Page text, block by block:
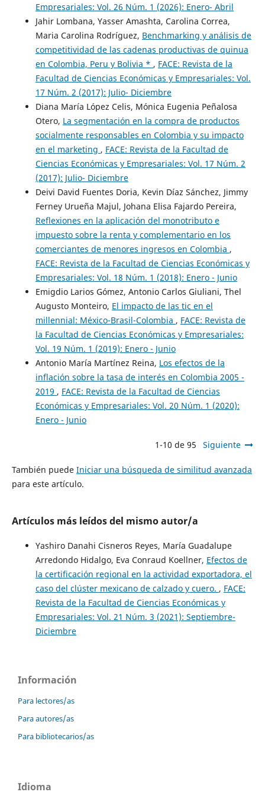
Empresariales: Vol. 26 Núm. 1 (2026): Enero- Abril
Jahir Lombana, Yasser Amashta, Carolina Correa,
Maria Carolina Rodríguez, Benchmarking y análisis de
competitividad de las cadenas productivas de quinua
en Colombia, Peru y Bolivia * , FACE: Revista de la
Facultad de Ciencias Económicas y Empresariales: Vol.
17 Núm. 2 (2017): Julio- Diciembre
Diana María López Celis, Mónica Eugenia Peñalosa
Otero, La segmentación en la compra de productos
socialmente responsables en Colombia y su impacto
en el marketing , FACE: Revista de la Facultad de
Ciencias Económicas y Empresariales: Vol. 17 Núm. 2
(2017): Julio- Diciembre
Deivi David Fuentes Doria, Kevin Díaz Sánchez, Jimmy
Ferney Urueña Majul, Johana Elisa Fajardo Pereira,
Reflexiones en la aplicación del monotributo e
impuesto sobre la renta y complementario en los
comerciantes de menores ingresos en Colombia ,
FACE: Revista de la Facultad de Ciencias Económicas y
Empresariales: Vol. 18 Núm. 1 (2018): Enero - Junio
Emigdio Larios Gómez, Antonio Carlos Giuliani, Thel
Augusto Monteiro, El impacto de las tic en el
millennial: México-Brasil-Colombia , FACE: Revista de
la Facultad de Ciencias Económicas y Empresariales:
Vol. 19 Núm. 1 (2019): Enero - Junio
Antonio María Martínez Reina, Los efectos de la
inflación sobre la tasa de interés en Colombia 2005 -
2019 , FACE: Revista de la Facultad de Ciencias
Económicas y Empresariales: Vol. 20 Núm. 1 (2020):
Enero - Junio
1-10 de 95 Siguiente
También puede Iniciar una búsqueda de similitud avanzada
para este artículo.
Artículos más leídos del mismo autor/a
Yashiro Danahi Cisneros Reyes, María Guadalupe
Arredondo Hidalgo, Eva Conraud Koellner, Efectos de
la certificación regional en la actividad exportadora, el
caso del clúster mexicano de calzado y cuero. , FACE:
Revista de la Facultad de Ciencias Económicas y
Empresariales: Vol. 21 Núm. 3 (2021): Septiembre-
Diciembre
Información
Para lectores/as
Para autores/as
Para bibliotecarios/as
Idioma